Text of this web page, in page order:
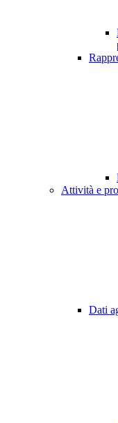
Attività e
Dati